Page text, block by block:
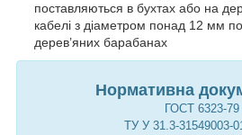
поставляються в бухтах або на
кабелі з діаметром понад 12 мм
дерев’яних барабанах
Нормативна
ГОСТ 6323-79
ТУ У 31.3-31549003-